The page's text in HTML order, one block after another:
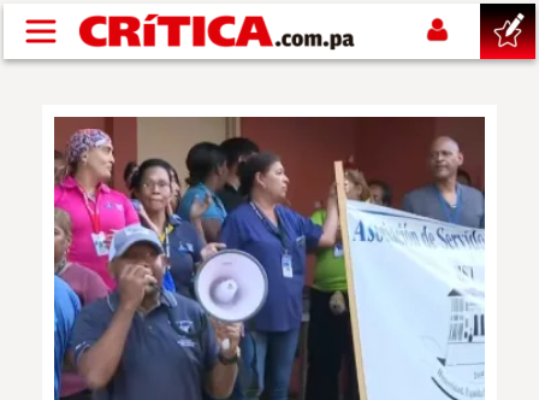
Pasar al contenido principal
SUCESOS
NACIONAL
POLÍTICA
SHOW